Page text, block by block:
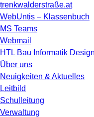
trenkwalderstraße.at
WebUntis – Klassenbuch
MS Teams
Webmail
HTL Bau Informatik Design
Über uns
Neuigkeiten & Aktuelles
Leitbild
Schulleitung
Verwaltung